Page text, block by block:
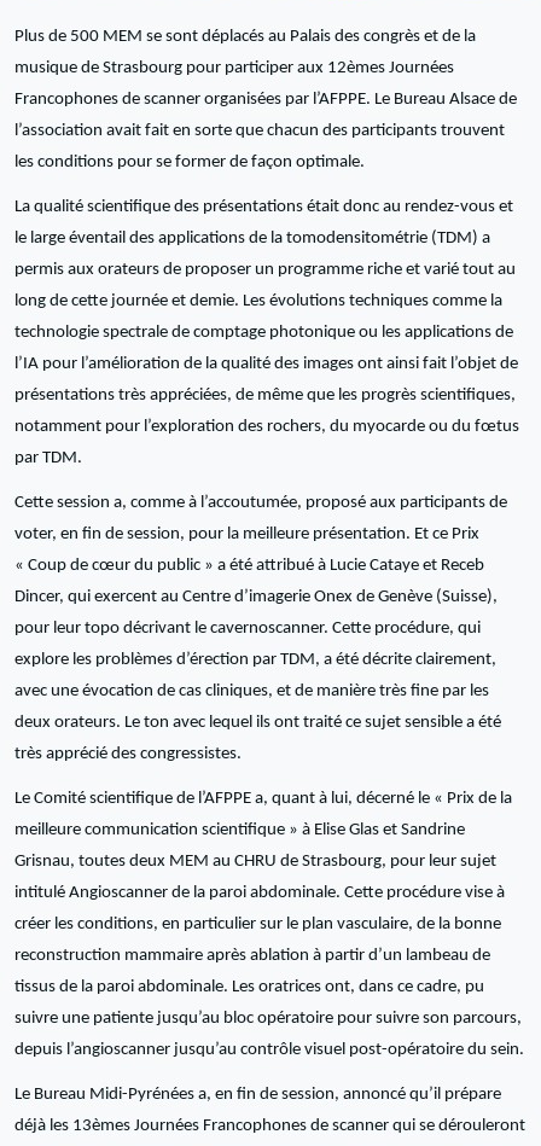
Plus de 500 MEM se sont déplacés au Palais des congrès et de la
musique de Strasbourg pour participer aux 12èmes Journées
Francophones de scanner organisées par l’AFPPE. Le Bureau Alsace de
l’association avait fait en sorte que chacun des participants trouvent
les conditions pour se former de façon optimale.
La qualité scientifique des présentations était donc au rendez-vous et
le large éventail des applications de la tomodensitométrie (TDM) a
permis aux orateurs de proposer un programme riche et varié tout au
long de cette journée et demie. Les évolutions techniques comme la
technologie spectrale de comptage photonique ou les applications de
l’IA pour l’amélioration de la qualité des images ont ainsi fait l’objet de
présentations très appréciées, de même que les progrès scientifiques,
notamment pour l’exploration des rochers, du myocarde ou du fœtus
par TDM.
Cette session a, comme à l’accoutumée, proposé aux participants de
voter, en fin de session, pour la meilleure présentation. Et ce Prix
« Coup de cœur du public » a été attribué à Lucie Cataye et Receb
Dincer, qui exercent au Centre d’imagerie Onex de Genève (Suisse),
pour leur topo décrivant le cavernoscanner. Cette procédure, qui
explore les problèmes d’érection par TDM, a été décrite clairement,
avec une évocation de cas cliniques, et de manière très fine par les
deux orateurs. Le ton avec lequel ils ont traité ce sujet sensible a été
très apprécié des congressistes.
Le Comité scientifique de l’AFPPE a, quant à lui, décerné le « Prix de la
meilleure communication scientifique » à Elise Glas et Sandrine
Grisnau, toutes deux MEM au CHRU de Strasbourg, pour leur sujet
intitulé Angioscanner de la paroi abdominale. Cette procédure vise à
créer les conditions, en particulier sur le plan vasculaire, de la bonne
reconstruction mammaire après ablation à partir d’un lambeau de
tissus de la paroi abdominale. Les oratrices ont, dans ce cadre, pu
suivre une patiente jusqu’au bloc opératoire pour suivre son parcours,
depuis l’angioscanner jusqu’au contrôle visuel post-opératoire du sein.
Le Bureau Midi-Pyrénées a, en fin de session, annoncé qu’il prépare
déjà les 13èmes Journées Francophones de scanner qui se dérouleront